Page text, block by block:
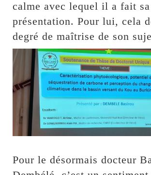
calme avec lequel il a fait sa
présentation. Pour lui, cela
degré de maîtrise de son
Pour le désormais docteur